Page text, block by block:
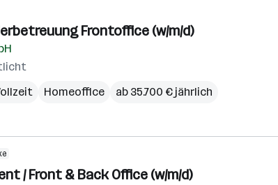
Frontoffice (w/m/d)
Homeoffice ab 35.700 € jährlich
/ Front & Back Office (w/m/d)